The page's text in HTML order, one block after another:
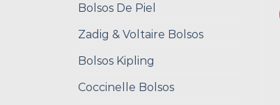
Bolsos De Piel
Zadig & Voltaire Bolsos
Bolsos Kipling
Coccinelle Bolsos